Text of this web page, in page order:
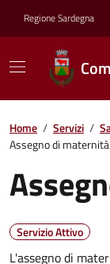
Regione Sardegna
Home / Servizi /
Assegno di maternità
Servizio Attivo
L'assegno di